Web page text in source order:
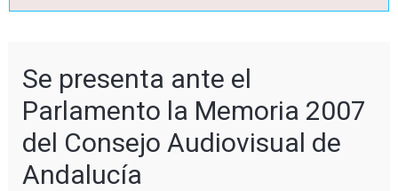
Se presenta ante el
Parlamento la Memoria 2007
del Consejo Audiovisual de
Andalucía